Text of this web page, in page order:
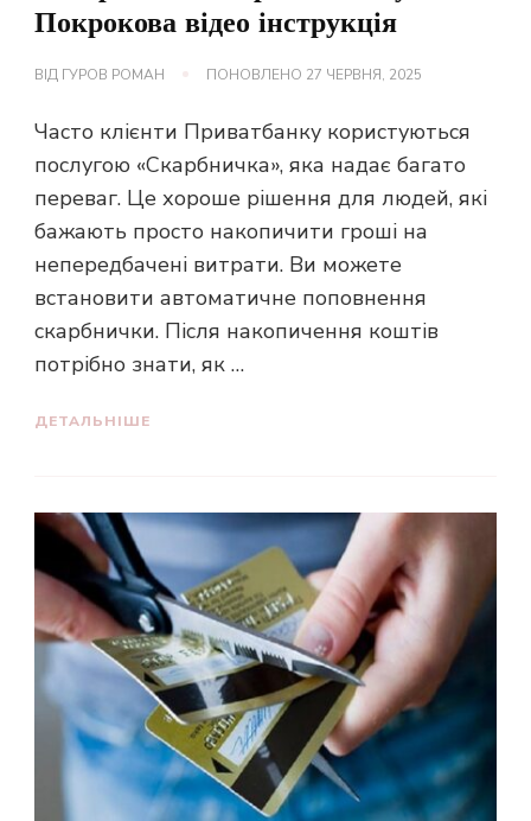
Покрокова відео інструкція
ВІД ГУРОВ РОМАН ПОНОВЛЕНО 27 ЧЕРВНЯ, 2025
Часто клієнти Приватбанку користуються
послугою «Скарбничка», яка надає багато
переваг. Це хороше рішення для людей, які
бажають просто накопичити гроші на
непередбачені витрати. Ви можете
встановити автоматичне поповнення
скарбнички. Після накопичення коштів
потрібно знати, як …
ДЕТАЛЬНІШЕ